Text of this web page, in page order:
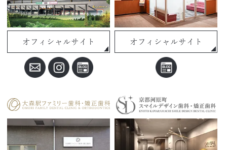
オフィシャルサイト オフィシャルサイト